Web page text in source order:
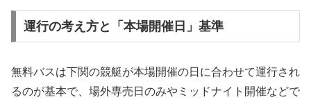
運行の考え方と「本場開催日」基準
無料バスは下関の競艇が本場開催の日に合わせて運行され
るのが基本で、場外専売日のみやミッドナイト開催などで